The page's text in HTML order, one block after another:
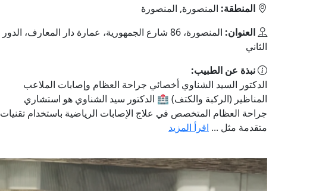
المنطقة: المنصورة, المنصورة
العنوان:
المنصورة، 86 شارع الجمهورية، عمارة دار المعارف، الدور
الثاني
نبذة عن الطبيب:
الدكتور السيد الشناوي أخصائي جراحة العظام وإصابات الملاعب
المناظير (الركبة والكتف) 🏥 الدكتور سيد الشناوي هو استشاري
جراحة العظام المتخصص في علاج الإصابات الرياضية باستخدام تقنيات
متقدمة مثل ... اقرأ المزيد